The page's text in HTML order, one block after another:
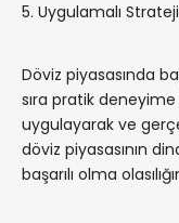
5. Uygulamalı
Döviz piyasasında
sıra pratik
uygulayarak ve
döviz piyasasının
başarılı olma